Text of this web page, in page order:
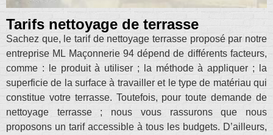
Tarifs nettoyage de terrasse
Sachez que, le tarif de nettoyage terrasse proposé par notre
entreprise ML Maçonnerie 94 dépend de différents facteurs,
comme : le produit à utiliser ; la méthode à appliquer ; la
superficie de la surface à travailler et le type de matériau qui
constitue votre terrasse. Toutefois, pour toute demande de
nettoyage terrasse ; nous vous rassurons que nous
proposons un tarif accessible à tous les budgets. D’ailleurs,